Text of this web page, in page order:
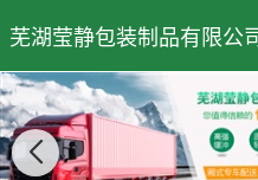
芜湖莹静包装制品有限公